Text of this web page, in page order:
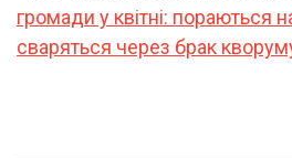
громади у квітні: пораються
сваряться через брак